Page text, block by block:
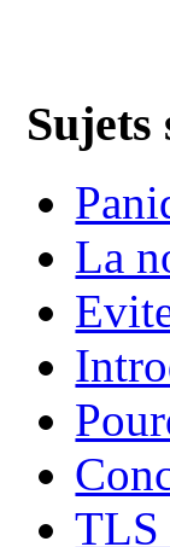
Sujets
La
TLS